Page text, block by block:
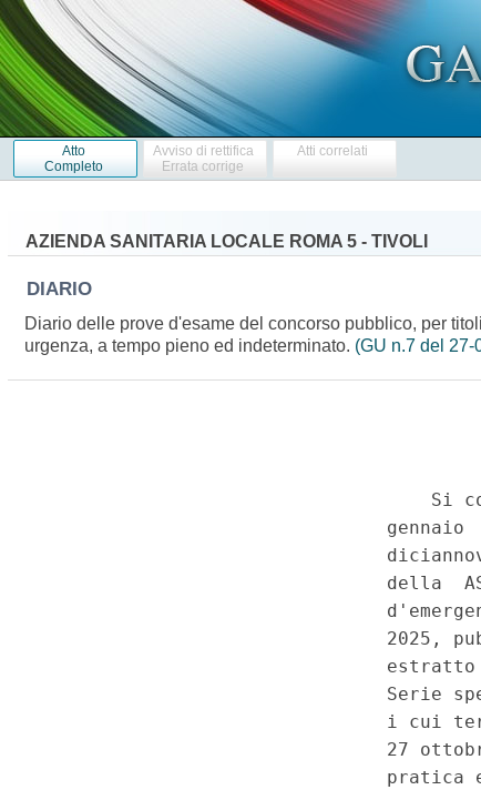
Atto
Completo
Avviso di rettifica
Errata corrige
Atti correlati
AZIENDA SANITARIA LOCALE ROMA 5 - TIVOLI
DIARIO
Diario delle prove d'esame del concorso pubblico, per
urgenza, a tempo pieno ed indeterminato. (GU n.7 del 27-